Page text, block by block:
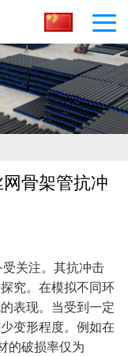
骨架管抗冲
关注。其抗冲击
究。在模拟不同环
表现。当受到一定
变形程度。例如在
的破损率仅为